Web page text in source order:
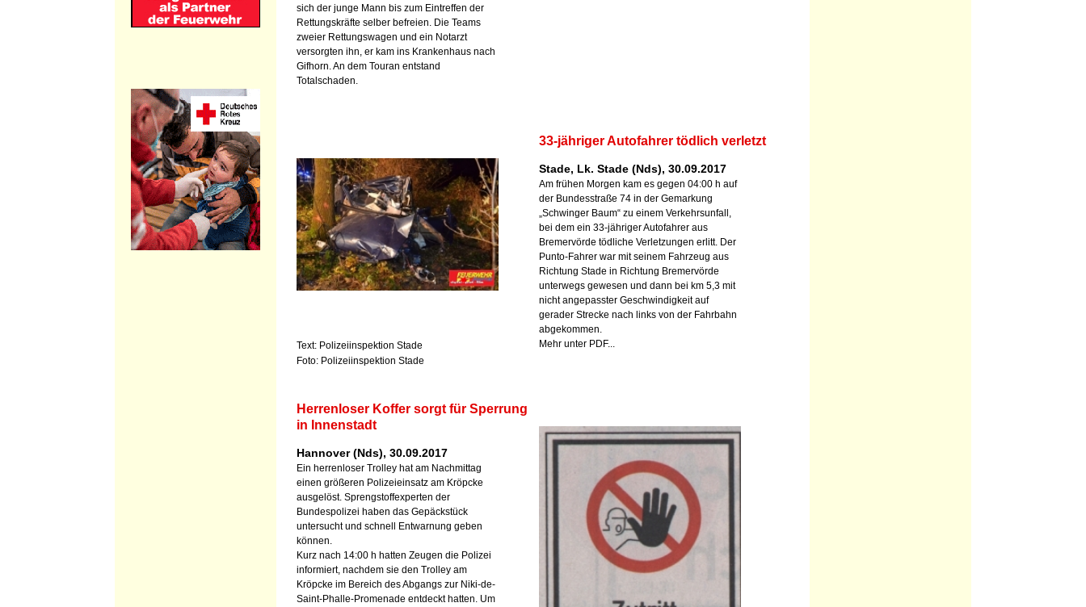
sich der junge Mann bis zum Eintreffen der
Rettungskräfte selber befreien. Die Teams
zweier Rettungswagen und ein Notarzt
versorgten ihn, er kam ins Krankenhaus nach
Gifhorn. An dem Touran entstand
Totalschaden.
Text: Polizeiinspektion Stade
Foto: Polizeiinspektion Stade
33-jähriger Autofahrer tödlich verletzt
Stade, Lk. Stade (Nds), 30.09.2017
Am frühen Morgen kam es gegen 04:00 h auf
der Bundesstraße 74 in der Gemarkung
„Schwinger Baum“ zu einem Verkehrsunfall,
bei dem ein 33-jähriger Autofahrer aus
Bremervörde tödliche Verletzungen erlitt. Der
Punto-Fahrer war mit seinem Fahrzeug aus
Richtung Stade in Richtung Bremervörde
unterwegs gewesen und dann bei km 5,3 mit
nicht angepasster Geschwindigkeit auf
gerader Strecke nach links von der Fahrbahn
abgekommen.
Mehr unter PDF...
Herrenloser Koffer sorgt für Sperrung
in Innenstadt
Hannover (Nds), 30.09.2017
Ein herrenloser Trolley hat am Nachmittag
einen größeren Polizeieinsatz am Kröpcke
ausgelöst. Sprengstoffexperten der
Bundespolizei haben das Gepäckstück
untersucht und schnell Entwarnung geben
können.
Kurz nach 14:00 h hatten Zeugen die Polizei
informiert, nachdem sie den Trolley am
Kröpcke im Bereich des Abgangs zur Niki-de-
Saint-Phalle-Promenade entdeckt hatten. Um